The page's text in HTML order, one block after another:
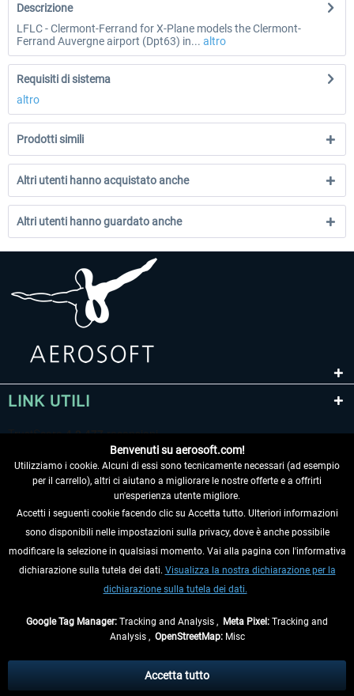
Descrizione
LFLC - Clermont-Ferrand for X-Plane models the Clermont-
Ferrand Auvergne airport (Dpt63) in... altro
Requisiti di sistema
altro
Prodotti simili
Altri utenti hanno acquistato anche
Altri utenti hanno guardato anche
LINK UTILI
RECEDERE DAL CONTRATTO
INFORMAZIONI
eventualmente le spese di spedizione, se non diversamente descritto.
** Riguarda le spedizioni al di fuori della Germania, i tempi di consegna per le
Benvenuti su aerosoft.com!
Utilizziamo i cookie. Alcuni di essi sono tecnicamente necessari (ad esempio
per il carrello), altri ci aiutano a migliorare le nostre offerte e a offrirti
un'esperienza utente migliore.
Accetti i seguenti cookie facendo clic su Accetta tutto. Ulteriori informazioni
sono disponibili nelle impostazioni sulla privacy, dove è anche possibile
modificare la selezione in qualsiasi momento. Vai alla pagina con l'informativa
dichiarazione sulla tutela dei dati. Visualizza la nostra dichiarazione per la
dichiarazione sulla tutela dei dati.
Google Tag Manager: Tracking and Analysis , Meta Pixel: Tracking and
Analysis , OpenStreetMap:Misc
Accetta tutto